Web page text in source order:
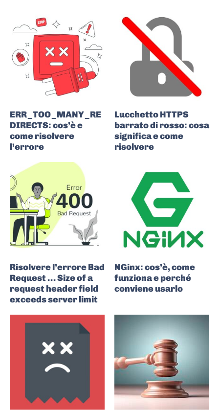
ERR_TOO_MANY_RE
DIRECTS: cos’è e
come risolvere
l’errore
Lucchetto HTTPS
barrato di rosso: cosa
significa e come
risolvere
Risolvere l’errore Bad
Request … Size of a
request header field
exceeds server limit
NGinx: cos’è, come
funziona e perché
conviene usarlo